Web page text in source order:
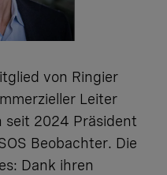
von Ringier
Leiter
seit 2024 Präsident
Beobachter. Die
Dank ihren